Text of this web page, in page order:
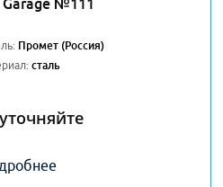
Garage №111
Промет (Россия)
сталь